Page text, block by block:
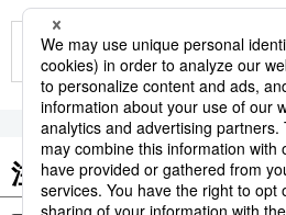
もっと見る
注目のキーワード